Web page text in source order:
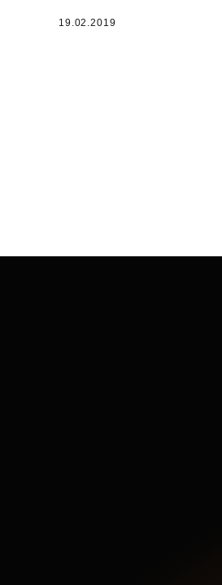
Рефинансирование
19.02.2019